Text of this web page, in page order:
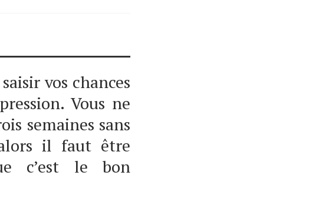
vos chances
Vous ne
semaines sans
il faut être
c’est le bon